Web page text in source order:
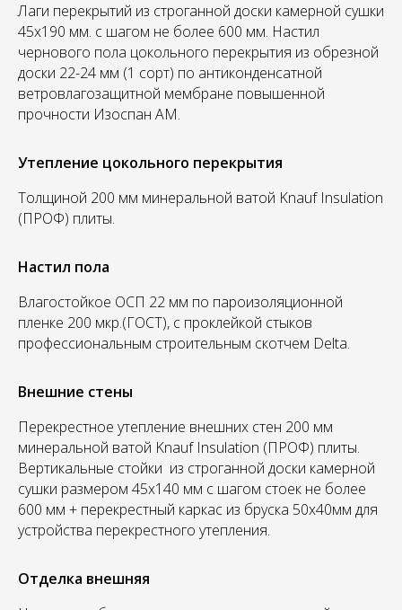
Лаги перекрытий из строганной доски камерной сушки
45х190 мм. с шагом не более 600 мм. Настил
чернового пола цокольного перекрытия из обрезной
доски 22-24 мм (1 сорт) по антиконденсатной
ветровлагозащитной мембране повышенной
прочности Изоспан АМ.
Утепление цокольного перекрытия
Толщиной 200 мм минеральной ватой Knauf Insulation
(ПРОФ) плиты.
Настил пола
Влагостойкое ОСП 22 мм по пароизоляционной
пленке 200 мкр.(ГОСТ), с проклейкой стыков
профессиональным строительным скотчем Delta.
Внешние стены
Перекрестное утепление внешних стен 200 мм
минеральной ватой Knauf Insulation (ПРОФ) плиты.
Вертикальные стойки из строганной доски камерной
сушки размером 45х140 мм с шагом стоек не более
600 мм + перекрестный каркас из бруска 50х40мм для
устройства перекрестного утепления.
Отделка внешняя